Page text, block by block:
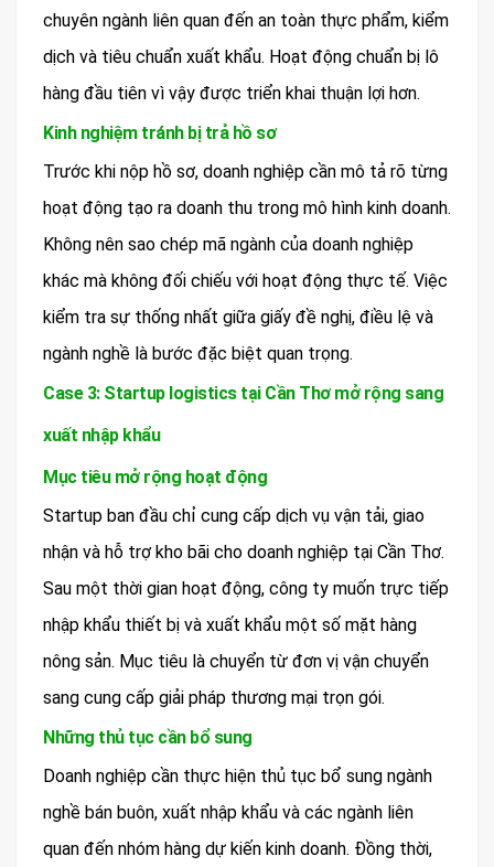
chuyên ngành liên quan đến an toàn thực phẩm, kiểm
dịch và tiêu chuẩn xuất khẩu. Hoạt động chuẩn bị lô
hàng đầu tiên vì vậy được triển khai thuận lợi hơn.
Kinh nghiệm tránh bị trả hồ sơ
Trước khi nộp hồ sơ, doanh nghiệp cần mô tả rõ từng
hoạt động tạo ra doanh thu trong mô hình kinh doanh.
Không nên sao chép mã ngành của doanh nghiệp
khác mà không đối chiếu với hoạt động thực tế. Việc
kiểm tra sự thống nhất giữa giấy đề nghị, điều lệ và
ngành nghề là bước đặc biệt quan trọng.
Case 3: Startup logistics tại Cần Thơ mở rộng sang
xuất nhập khẩu
Mục tiêu mở rộng hoạt động
Startup ban đầu chỉ cung cấp dịch vụ vận tải, giao
nhận và hỗ trợ kho bãi cho doanh nghiệp tại Cần Thơ.
Sau một thời gian hoạt động, công ty muốn trực tiếp
nhập khẩu thiết bị và xuất khẩu một số mặt hàng
nông sản. Mục tiêu là chuyển từ đơn vị vận chuyển
sang cung cấp giải pháp thương mại trọn gói.
Những thủ tục cần bổ sung
Doanh nghiệp cần thực hiện thủ tục bổ sung ngành
nghề bán buôn, xuất nhập khẩu và các ngành liên
quan đến nhóm hàng dự kiến kinh doanh. Đồng thời,